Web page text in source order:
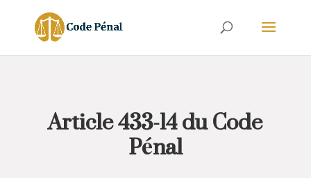
Article 433-14 du Code
Pénal